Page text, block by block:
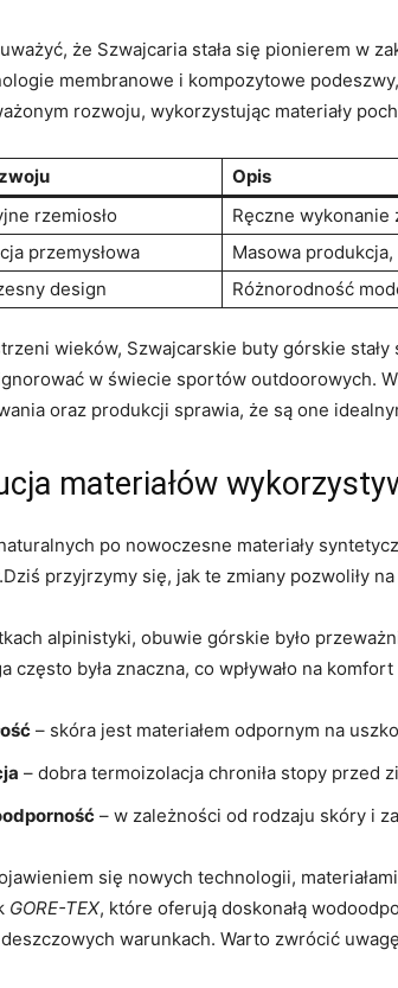
że⁣ Szwajcaria ⁣stała ‌się pionierem w
membranowe i kompozytowe
rozwoju, wykorzystując materiały
Opis
rzemiosło
Ręczne
przemysłowa
Masowa
design
Różnorodność
wieków, Szwajcarskie buty górskie
w świecie sportów outdoorowych.
oraz produkcji sprawia, że są one
materiałów
po nowoczesne materiały
przyjrzymy się, jak te ⁢zmiany pozwoliły
alpinistyki, obuwie górskie było
często była znaczna, co wpływało na
⁢– skóra jest materiałem odpornym na
– dobra termoizolacja chroniła stopy przed
– w ⁢zależności od ​rodzaju skóry ⁤i
się nowych ⁣technologii,‌
GORE-TEX, które oferują doskonałą
warunkach. Warto zwrócić